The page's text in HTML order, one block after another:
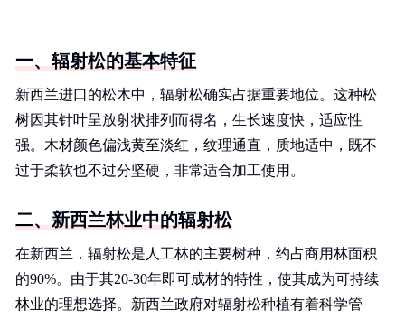
一、辐射松的基本特征
新西兰进口的松木中，辐射松确实占据重要地位。这种松
树因其针叶呈放射状排列而得名，生长速度快，适应性
强。木材颜色偏浅黄至淡红，纹理通直，质地适中，既不
过于柔软也不过分坚硬，非常适合加工使用。
二、新西兰林业中的辐射松
在新西兰，辐射松是人工林的主要树种，约占商用林面积
的90%。由于其20-30年即可成材的特性，使其成为可持续
林业的理想选择。新西兰政府对辐射松种植有着科学管